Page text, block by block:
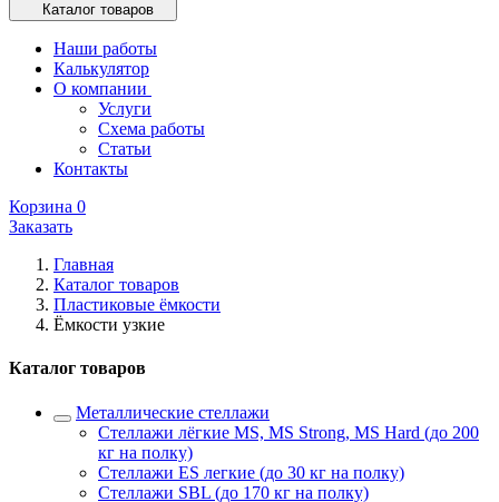
Каталог товаров
Наши работы
Калькулятор
О компании
Услуги
Схема работы
Статьи
Контакты
Корзина 0
Заказать
Главная
Каталог товаров
Пластиковые ёмкости
Ёмкости узкие
Каталог товаров
Металлические стеллажи
Стеллажи лёгкие MS, MS Strong, MS Hard (до 200
кг на полку)
Стеллажи ES легкие (до 30 кг на полку)
Стеллажи SBL (до 170 кг на полку)